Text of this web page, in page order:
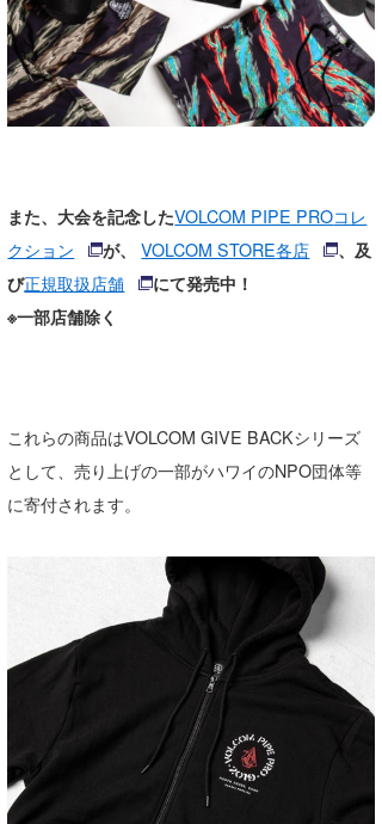
また、大会を記念したVOLCOM PIPE PROコレ
クション
が、 VOLCOM STORE各店
、及
び正規取扱店舗
にて発売中！
※一部店舗除く
これらの商品はVOLCOM GIVE BACKシリーズ
として、売り上げの一部がハワイのNPO団体等
に寄付されます。
Romisea